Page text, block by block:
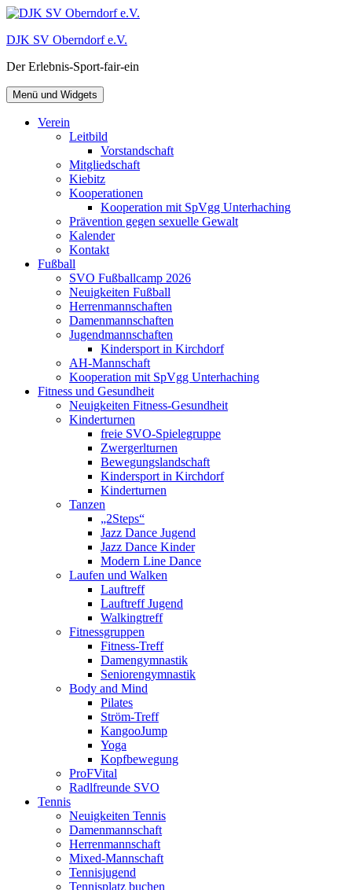
Zum
springen
DJK SV Oberndorf e.V.
Der Erlebnis-Sport-fair-ein
Menü und Widgets
Verein
Leitbild
Vorstandschaft
Mitgliedschaft
Kiebitz
Kooperationen
Kooperation mit SpVgg Unterhaching
Prävention gegen sexuelle Gewalt
Kalender
Kontakt
Fußball
SVO Fußballcamp 2026
Neuigkeiten Fußball
Herrenmannschaften
Damenmannschaften
Jugendmannschaften
Kindersport in Kirchdorf
AH-Mannschaft
Kooperation mit SpVgg Unterhaching
Fitness und Gesundheit
Neuigkeiten Fitness-Gesundheit
Kinderturnen
freie SVO-Spielegruppe
Zwergerlturnen
Bewegungslandschaft
Kindersport in Kirchdorf
Kinderturnen
Tanzen
„2Steps“
Jazz Dance Jugend
Jazz Dance Kinder
Modern Line Dance
Laufen und Walken
Lauftreff
Lauftreff Jugend
Walkingtreff
Fitnessgruppen
Fitness-Treff
Damengymnastik
Seniorengymnastik
Body and Mind
Pilates
Ström-Treff
KangooJump
Yoga
Kopfbewegung
ProFVital
Radlfreunde SVO
Tennis
Neuigkeiten Tennis
Damenmannschaft
Herrenmannschaft
Mixed-Mannschaft
Tennisjugend
Tennisplatz buchen